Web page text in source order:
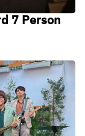
7 Person